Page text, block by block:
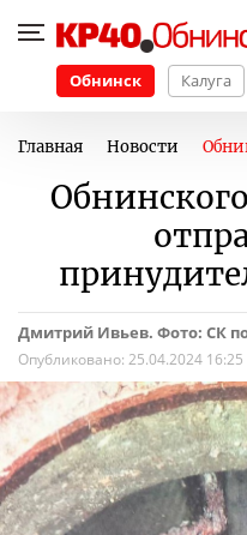
Обнинск Калуга
Главная Новости
Дмитрий Ивьев. Фото: СК
Опубликовано: 25.04.2024 16:25